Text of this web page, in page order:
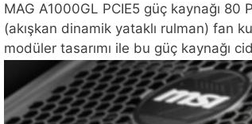
MAG A1000GL PCIE5 güç kaynağı 80
(akışkan dinamik yataklı rulman) fan
modüler tasarımı ile bu güç kaynağı